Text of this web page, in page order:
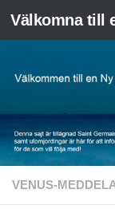
Skip to
VENUS-